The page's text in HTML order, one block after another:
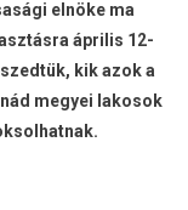
elnöke ma
április 12-
kik azok a
megyei lakosok